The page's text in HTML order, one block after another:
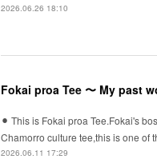
2026.06.26 18:10
Fokai proa Tee 〜 My past
⚫︎ This is Fokai proa Tee.Fokai's
Chamorro culture tee,this is one of
2026.06.11 17:29